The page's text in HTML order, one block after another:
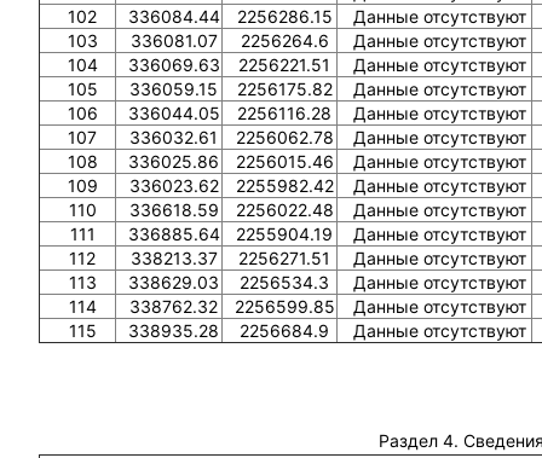
102
336084.44 2256286.15
Данные отсутствуют
103
336081.07 2256264.6
Данные отсутствуют
104
336069.63 2256221.51
Данные отсутствуют
105
336059.15 2256175.82
Данные отсутствуют
106
336044.05 2256116.28
Данные отсутствуют
107
336032.61 2256062.78
Данные отсутствуют
108
336025.86 2256015.46
Данные отсутствуют
109
336023.62 2255982.42
Данные отсутствуют
110
336618.59 2256022.48
Данные отсутствуют
111
336885.64 2255904.19
Данные отсутствуют
112
338213.37 2256271.51
Данные отсутствуют
113
338629.03 2256534.3
Данные отсутствуют
114
338762.32 2256599.85
Данные отсутствуют
115
338935.28 2256684.9 Данные отсутствуют
Раздел 4.